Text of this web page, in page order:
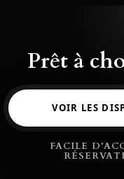
Prêt à
VOIR LES
FACILE